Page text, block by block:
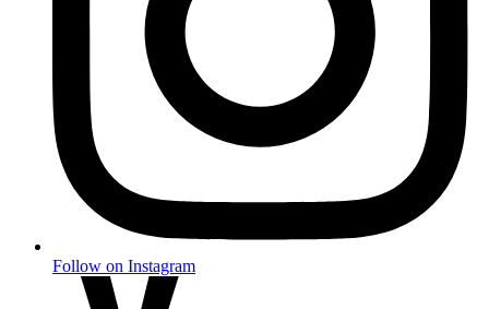
Follow on Instagram